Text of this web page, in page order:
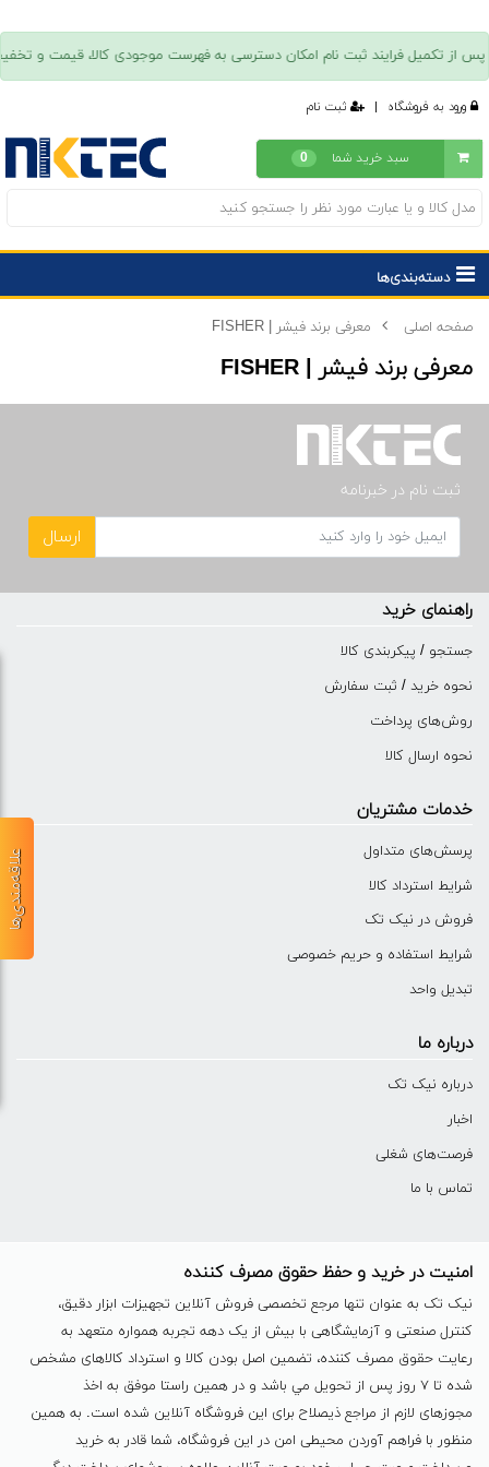
ورود به فروشگاه | ثبت نام
سبد خرید شما 0
دسته‌بندی‌ها
صفحه اصلی معرفی برند فیشر | FISHER
معرفی برند فیشر | FISHER
ثبت نام در خبرنامه
ارسال
راهنمای خرید
جستجو / پیکربندی کالا
نحوه خرید / ثبت سفارش
روش‌های پرداخت
نحوه ارسال کالا
خدمات مشتریان
پرسش‌های متداول
شرایط استرداد کالا
فروش در نیک تک
شرایط استفاده و حریم خصوصی
تبدیل واحد
درباره ما
درباره نیک تک
اخبار
فرصت‌های شغلی
تماس با ما
امنیت در خرید و حفظ حقوق مصرف کننده
نیک تک به عنوان تنها مرجع تخصصی فروش آنلاین تجهیزات ابزار دقیق،
کنترل صنعتی و آزمایشگاهی با بیش از یک دهه تجربه همواره متعهد به
رعایت حقوق مصرف کننده، تضمین اصل بودن کالا و استرداد کالاهای مشخص
شده تا ٧ روز پس از تحویل مي باشد و در همين راستا موفق به اخذ
مجوزهای لازم از مراجع ذیصلاح برای این فروشگاه آنلاین شده است. به همين
منظور با فراهم آوردن محیطی امن در این فروشگاه، شما قادر به خرید
علاقه‌مندی‌ها